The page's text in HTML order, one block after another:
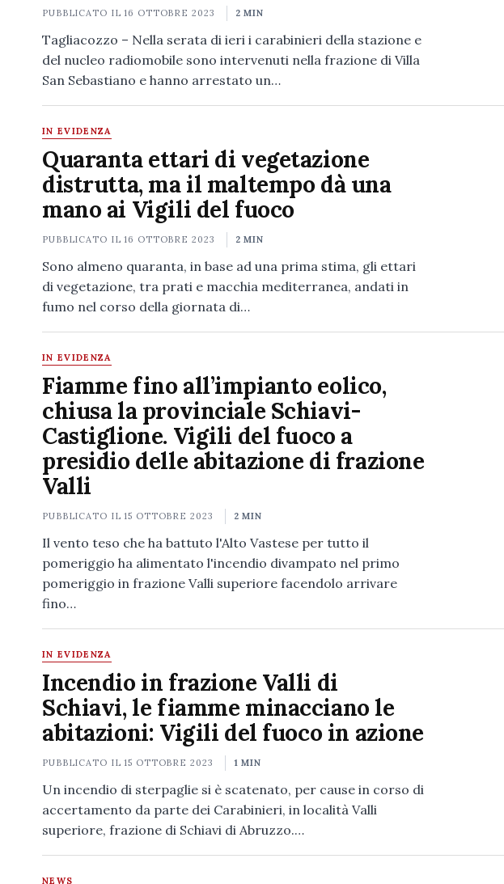
PUBBLICATO IL16 OTTOBRE 2023 2 MIN
Tagliacozzo – Nella serata di ieri i carabinieri della stazione e
del nucleo radiomobile sono intervenuti nella frazione di Villa
San Sebastiano e hanno arrestato un…
IN EVIDENZA
Quaranta ettari di vegetazione
distrutta, ma il maltempo dà una
mano ai Vigili del fuoco
PUBBLICATO IL16 OTTOBRE 2023 2 MIN
Sono almeno quaranta, in base ad una prima stima, gli ettari
di vegetazione, tra prati e macchia mediterranea, andati in
fumo nel corso della giornata di…
IN EVIDENZA
Fiamme fino all’impianto eolico,
chiusa la provinciale Schiavi-
Castiglione. Vigili del fuoco a
presidio delle abitazione di frazione
Valli
PUBBLICATO IL15 OTTOBRE 2023 2 MIN
Il vento teso che ha battuto l'Alto Vastese per tutto il
pomeriggio ha alimentato l'incendio divampato nel primo
pomeriggio in frazione Valli superiore facendolo arrivare
fino…
IN EVIDENZA
Incendio in frazione Valli di
Schiavi, le fiamme minacciano le
abitazioni: Vigili del fuoco in azione
PUBBLICATO IL15 OTTOBRE 2023 1 MIN
Un incendio di sterpaglie si è scatenato, per cause in corso di
accertamento da parte dei Carabinieri, in località Valli
superiore, frazione di Schiavi di Abruzzo.…
NEWS